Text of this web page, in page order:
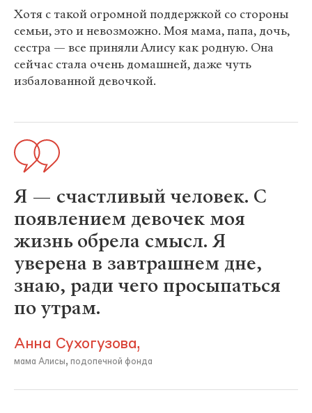
Хотя с такой огромной поддержкой со стороны
семьи, это и невозможно. Моя мама, папа, дочь,
сестра — все приняли Алису как родную. Она
сейчас стала очень домашней, даже чуть
избалованной девочкой.
Я — счастливый человек. С
появлением девочек моя
жизнь обрела смысл. Я
уверена в завтрашнем дне,
знаю, ради чего просыпаться
по утрам.
Анна Сухогузова,
мама Алисы, подопечной фонда